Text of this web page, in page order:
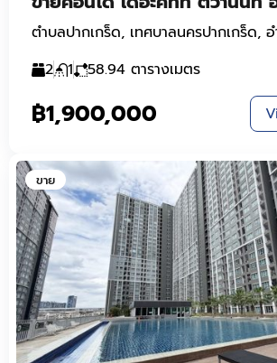
2
1 58.94 ตารางเมตร
฿1,900,000
ขาย